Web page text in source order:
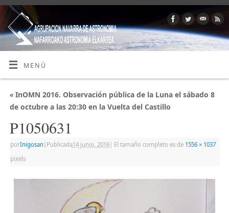
MENÚ
«InOMN 2016. Observación pública de la Luna el sábado 8
de octubre a las 20:30 en la Vuelta del Castillo
P1050631
porInigosan Publicada14 junio, 2016| El tamaño completo es de 1556 × 1037
pixels